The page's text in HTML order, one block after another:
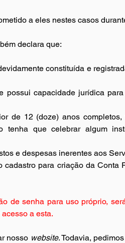
a eles nestes casos
declara que:
constituída e
capacidade jurídica
de 12 (doze) anos
que celebrar algum
e despesas inerentes aos
para criação da Conta
de senha para uso próprio,
a esta.
nosso website. Todavia,